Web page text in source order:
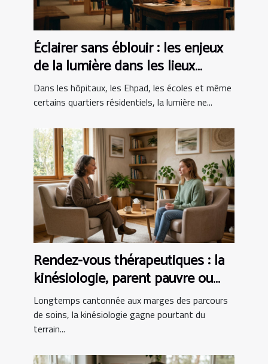
Éclairer sans éblouir : les enjeux
de la lumière dans les lieux
sensibles
Dans les hôpitaux, les Ehpad, les écoles et même
certains quartiers résidentiels, la lumière ne...
Rendez-vous thérapeutiques : la
kinésiologie, parent pauvre ou
alliée incontournable ?
Longtemps cantonnée aux marges des parcours
de soins, la kinésiologie gagne pourtant du
terrain...